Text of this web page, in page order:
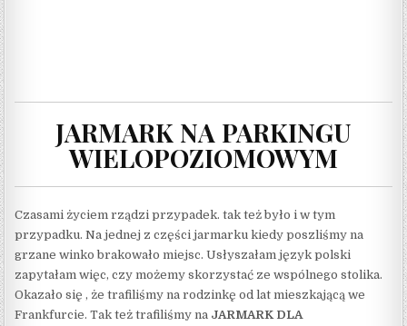
JARMARK NA PARKINGU
WIELOPOZIOMOWYM
Czasami życiem rządzi przypadek. tak też było i w tym
przypadku. Na jednej z części jarmarku kiedy poszliśmy na
grzane winko brakowało miejsc. Usłyszałam język polski
zapytałam więc, czy możemy skorzystać ze wspólnego stolika.
Okazało się , że trafiliśmy na rodzinkę od lat mieszkającą we
Frankfurcie. Tak też trafiliśmy na JARMARK DLA